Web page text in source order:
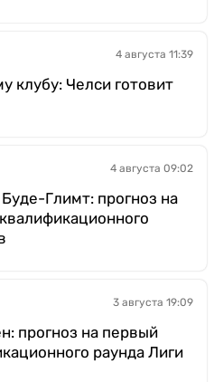
4 августа 11:39
клубу: Челси готовит
4 августа 09:02
Глимт: прогноз на
3 августа 19:09
прогноз на первый
раунда Лиги